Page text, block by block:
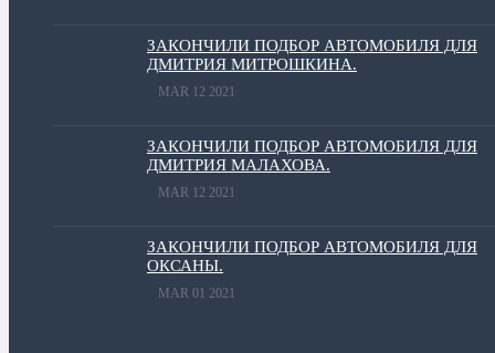
ЗАКОНЧИЛИ ПОДБОР АВТОМОБИЛЯ ДЛЯ
ДМИТРИЯ МИТРОШКИНА.
MAR 12 2021
ЗАКОНЧИЛИ ПОДБОР АВТОМОБИЛЯ ДЛЯ
ДМИТРИЯ МАЛАХОВА.
MAR 12 2021
ЗАКОНЧИЛИ ПОДБОР АВТОМОБИЛЯ ДЛЯ
ОКСАНЫ.
MAR 01 2021